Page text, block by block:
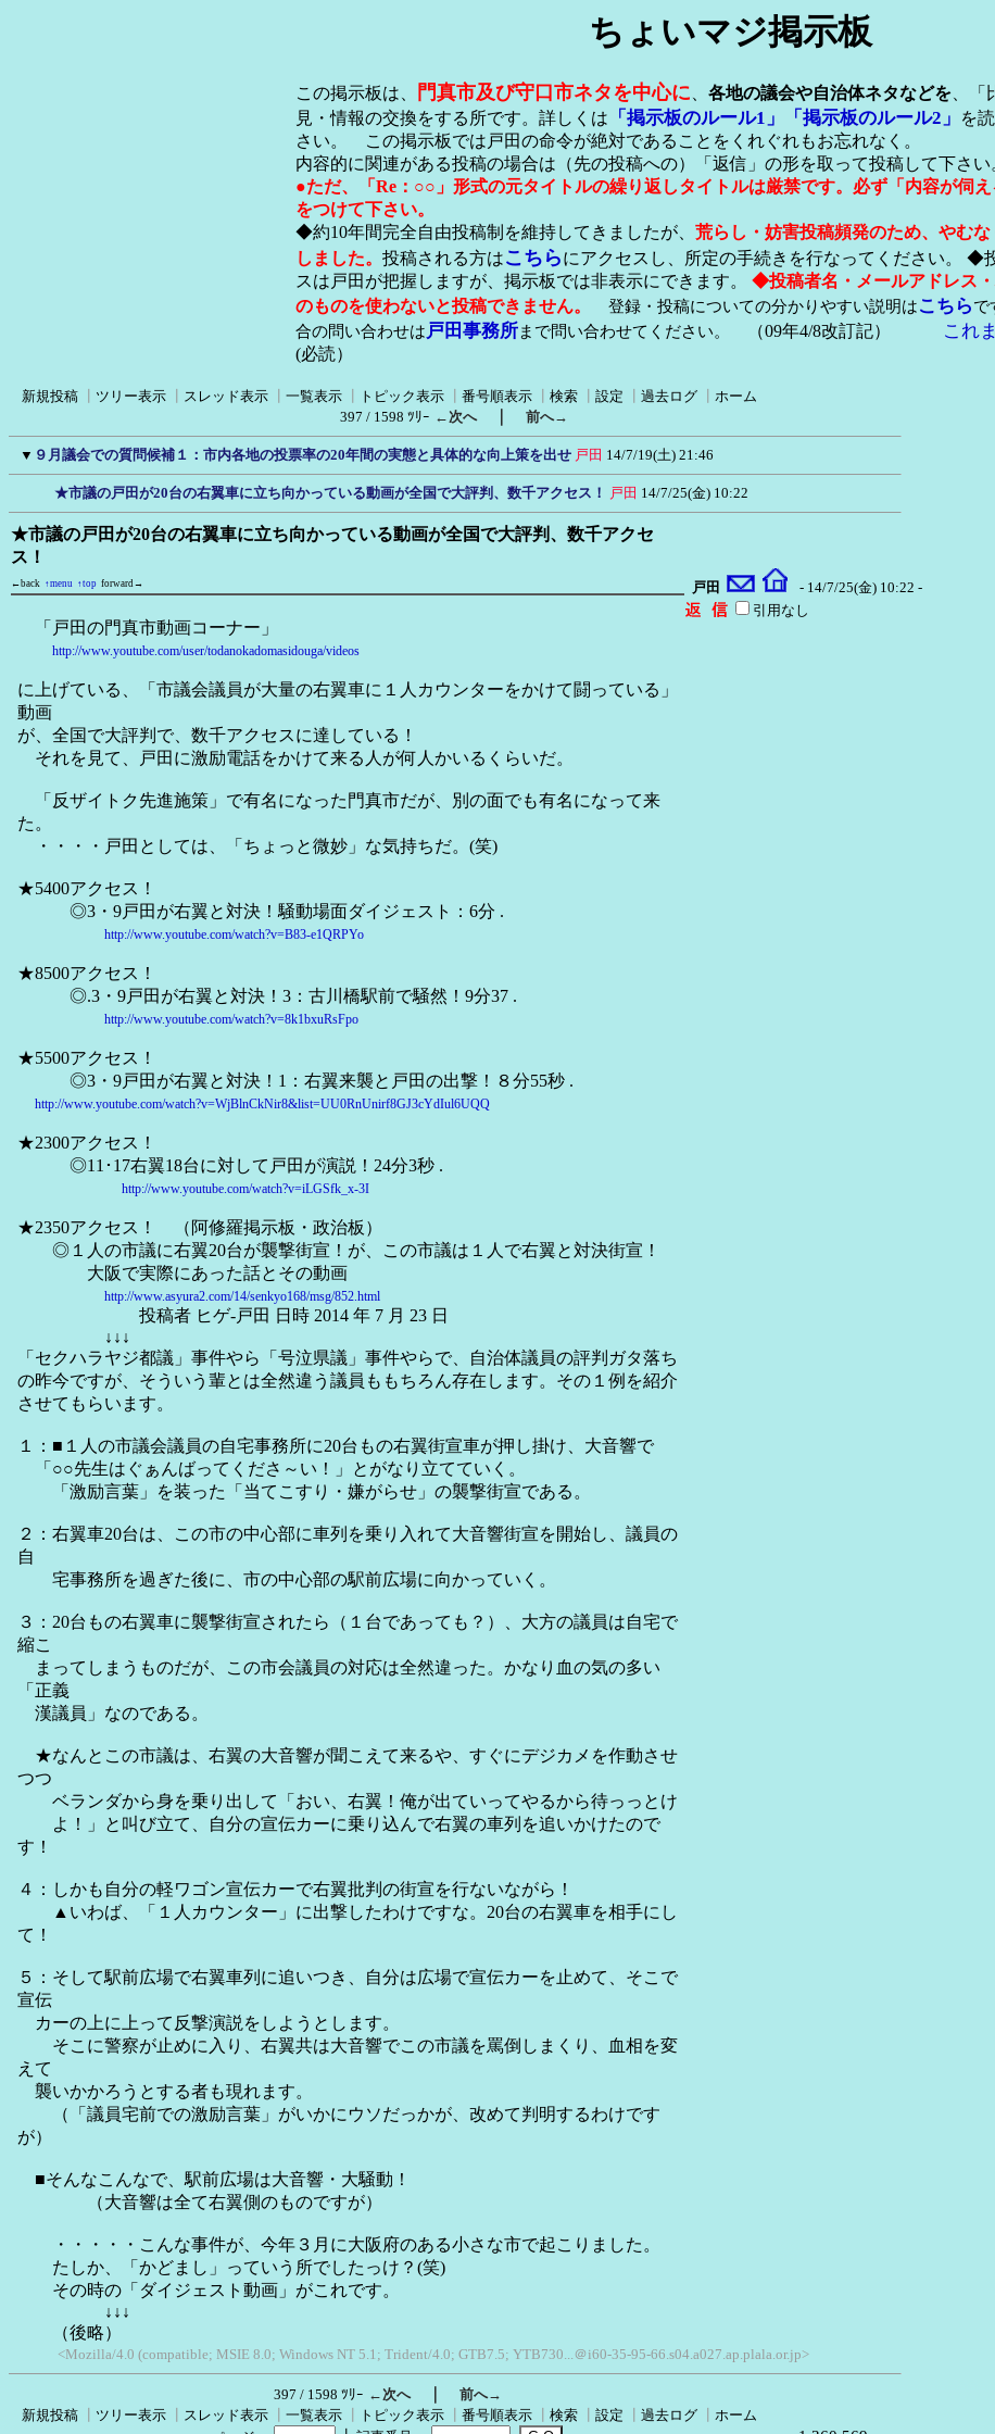
ちょいマジ掲示板
この掲示板は、 門真市及び守口市ネタを中心に、 各地の議会や自治体ネタなどを、「
見・情報の交換をする所です。詳しくは
「掲示板のルール1」 「掲示板のルール2」
を
さい。 この掲示板では戸田の命令が絶対であることをくれぐれもお忘れなく。
内容的に関連がある投稿の場合は（先の投稿への）「返信」の形を取って投稿して下さい
●ただ、「Re：○○」形式の元タイトルの繰り返しタイトルは厳禁です。必ず「内容が伺え
をつけて下さい。
◆約10年間完全自由投稿制を維持してきましたが、 荒らし・妨害投稿頻発のため、やむ
しました。 投稿される方はこちらにアクセスし、所定の手続きを行なってください。 ◆
スは戸田が把握しますが、掲示板では非表示にできます。 ◆投稿者名・メールアドレス
のものを使わないと投稿できません。
登録・投稿についての分かりやすい説明はこちらで
合の問い合わせは戸田事務所まで問い合わせてください。 （09年4/8改訂記） これ
(必読）
新規投稿 ツリー表示 スレッド表示 一覧表示 トピック表示 番号順表示 検索 設定 過去ログ
ホーム
397 / 1598 ﾂﾘｰ ←次へ｜ 前へ→
▼ ９月議会での質問候補１：市内各地の投票率の20年間の実態と具体的な向上策を出せ 戸田 14/7/19(土) 21:46
★市議の戸田が20台の右翼車に立ち向かっている動画が全国で大評判、数千アクセス！ 戸田 14/7/25(金) 10:22
★市議の戸田が20台の右翼車に立ち向かっている動画が全国で大評判、数千アクセ
ス！
←back ↑menu ↑top forward→ 戸田 - 14/7/25(金) 10:22 -
「戸田の門真市動画コーナー」
http://www.youtube.com/user/todanokadomasidouga/videos
に上げている、「市議会議員が大量の右翼車に１人カウンターをかけて闘っている」
動画
が、全国で大評判で、数千アクセスに達している！
それを見て、戸田に激励電話をかけて来る人が何人かいるくらいだ。
「反ザイトク先進施策」で有名になった門真市だが、別の面でも有名になって来
た。
・・・・戸田としては、「ちょっと微妙」な気持ちだ。(笑)
★5400アクセス！
◎3・9戸田が右翼と対決！騒動場面ダイジェスト：6分 .
http://www.youtube.com/watch?v=B83-e1QRPYo
★8500アクセス！
◎.3・9戸田が右翼と対決！3：古川橋駅前で騒然！9分37 .
http://www.youtube.com/watch?v=8k1bxuRsFpo
★5500アクセス！
◎3・9戸田が右翼と対決！1：右翼来襲と戸田の出撃！８分55秒 .
http://www.youtube.com/watch?v=WjBlnCkNir8&list=UU0RnUnirf8GJ3cYdIul6UQQ
★2300アクセス！
◎11･17右翼18台に対して戸田が演説！24分3秒 .
http://www.youtube.com/watch?v=iLGSfk_x-3I
★2350アクセス！ （阿修羅掲示板・政治板）
◎１人の市議に右翼20台が襲撃街宣！が、この市議は１人で右翼と対決街宣！
大阪で実際にあった話とその動画
http://www.asyura2.com/14/senkyo168/msg/852.html
投稿者 ヒゲ-戸田 日時 2014 年 7 月 23 日
↓↓↓
「セクハラヤジ都議」事件やら「号泣県議」事件やらで、自治体議員の評判ガタ落ち
の昨今ですが、そういう輩とは全然違う議員ももちろん存在します。その１例を紹介
させてもらいます。
１：■１人の市議会議員の自宅事務所に20台もの右翼街宣車が押し掛け、大音響で
「○○先生はぐぁんばってくださ～い！」とがなり立てていく。
「激励言葉」を装った「当てこすり・嫌がらせ」の襲撃街宣である。
２：右翼車20台は、この市の中心部に車列を乗り入れて大音響街宣を開始し、議員の
自
宅事務所を過ぎた後に、市の中心部の駅前広場に向かっていく。
３：20台もの右翼車に襲撃街宣されたら（１台であっても？）、大方の議員は自宅で
縮こ
まってしまうものだが、この市会議員の対応は全然違った。かなり血の気の多い
「正義
漢議員」なのである。
★なんとこの市議は、右翼の大音響が聞こえて来るや、すぐにデジカメを作動させ
つつ
ベランダから身を乗り出して「おい、右翼！俺が出ていってやるから待っっとけ
よ！」と叫び立て、自分の宣伝カーに乗り込んで右翼の車列を追いかけたので
す！
４：しかも自分の軽ワゴン宣伝カーで右翼批判の街宣を行ないながら！
▲いわば、「１人カウンター」に出撃したわけですな。20台の右翼車を相手にし
て！
５：そして駅前広場で右翼車列に追いつき、自分は広場で宣伝カーを止めて、そこで
宣伝
カーの上に上って反撃演説をしようとします。
そこに警察が止めに入り、右翼共は大音響でこの市議を罵倒しまくり、血相を変
えて
襲いかかろうとする者も現れます。
（「議員宅前での激励言葉」がいかにウソだっかが、改めて判明するわけです
が）
■そんなこんなで、駅前広場は大音響・大騒動！
（大音響は全て右翼側のものですが）
・・・・・こんな事件が、今年３月に大阪府のある小さな市で起こりました。
たしか、「かどまし」っていう所でしたっけ？(笑)
その時の「ダイジェスト動画」がこれです。
↓↓↓
（後略）
引用なし
<Mozilla/4.0 (compatible; MSIE 8.0; Windows NT 5.1; Trident/4.0; GTB7.5; YTB730...＠i60-35-95-66.s04.a027.ap.plala.or.jp>
397 / 1598 ﾂﾘｰ ←次へ｜ 前へ→
新規投稿
ツリー表示 スレッド表示 一覧表示 トピック表示 番号順表示 検索 設定 過去ログ
ホーム